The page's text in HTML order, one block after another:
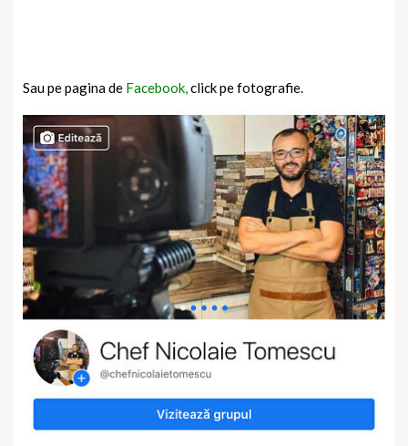
Sau pe pagina de Facebook,click pe fotografie.